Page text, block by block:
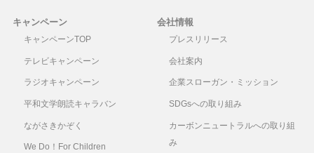
キャンペーン
キャンペーンTOP
テレビキャンペーン
ラジオキャンペーン
平和文学朗読キャラバン
ながさきかぞく
We Do！For Children
会社情報
プレスリリース
会社案内
企業スローガン・ミッション
SDGsへの取り組み
カーボンニュートラルへの取り組
み